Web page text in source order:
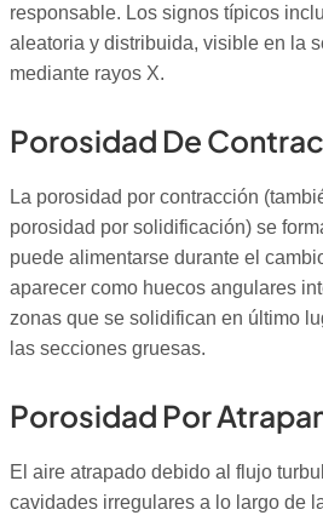
responsable. Los signos típicos
aleatoria y distribuida, visible en la
mediante rayos X.
Porosidad De
La porosidad por contracción
porosidad por solidificación) se
puede alimentarse durante el
aparecer como huecos angulares
zonas que se solidifican en último
las secciones gruesas.
Porosidad Por
El aire atrapado debido al flujo
cavidades irregulares a lo largo de